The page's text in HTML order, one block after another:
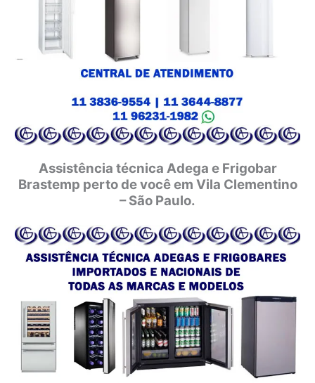
Assistência técnica Adega e Frigobar
Brastemp perto de você em Vila Clementino
– São Paulo.